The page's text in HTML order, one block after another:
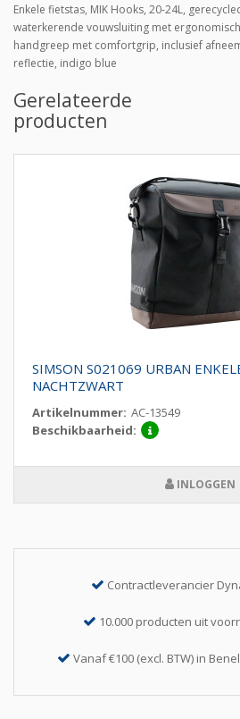
Enkele fietstas, MIK Hooks, 20-24L,
waterkerende vouwsluiting met
handgreep met comfortgrip, inclusief
reflectie, indigo blue
Gerelateerde
producten
SIMSON S021069 URBAN
NACHTZWART
Artikelnummer: AC-13549
Beschikbaarheid:
INLOGGEN
Contractleverancier
10.000 producten uit
Vanaf €100 (excl. BTW) in